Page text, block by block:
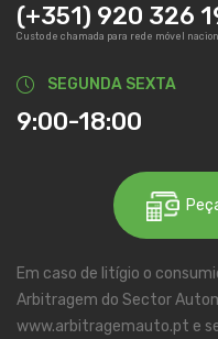
(+351) 920 326
Custo de chamada para rede móvel
SEGUNDA SEXTA
9:00-18:00
Em caso de litígio o
Arbitragem do Sector
www.arbitragemauto.pt e